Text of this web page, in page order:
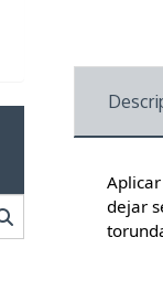
dejar